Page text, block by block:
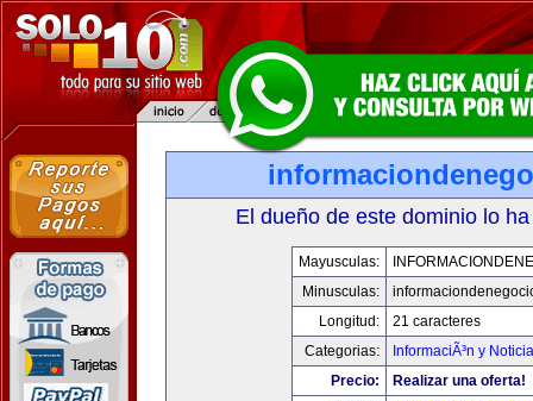
El dueño de este dominio lo
Mayusculas:
Minusculas:
Longitud:
21 caracteres
Categorias:
InformaciÃ³n y
Precio:
Realizar una oferta!